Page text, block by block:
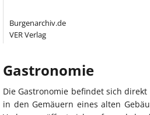
Burgenarchiv.de
VER Verlag
Gastronomie
Die Gastronomie befindet sich
in den Gemäuern eines alten